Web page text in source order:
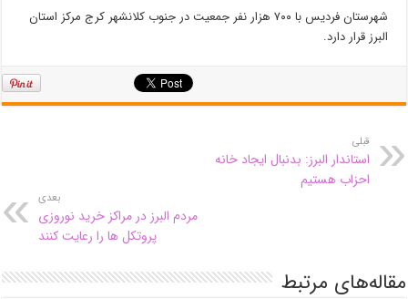
شهرستان فردیس با ۷۰۰ هزار نفر جمعیت در جنوب کلانشهر کرج مرکز استان
البرز قرار دارد.
قبلی
استاندار البرز: بدنبال ایجاد خانه
احزاب هستیم
بعدی
مردم البرز در مراکز خرید نوروزی
پروتکل ها را رعایت کنند
مقاله‌های مرتبط